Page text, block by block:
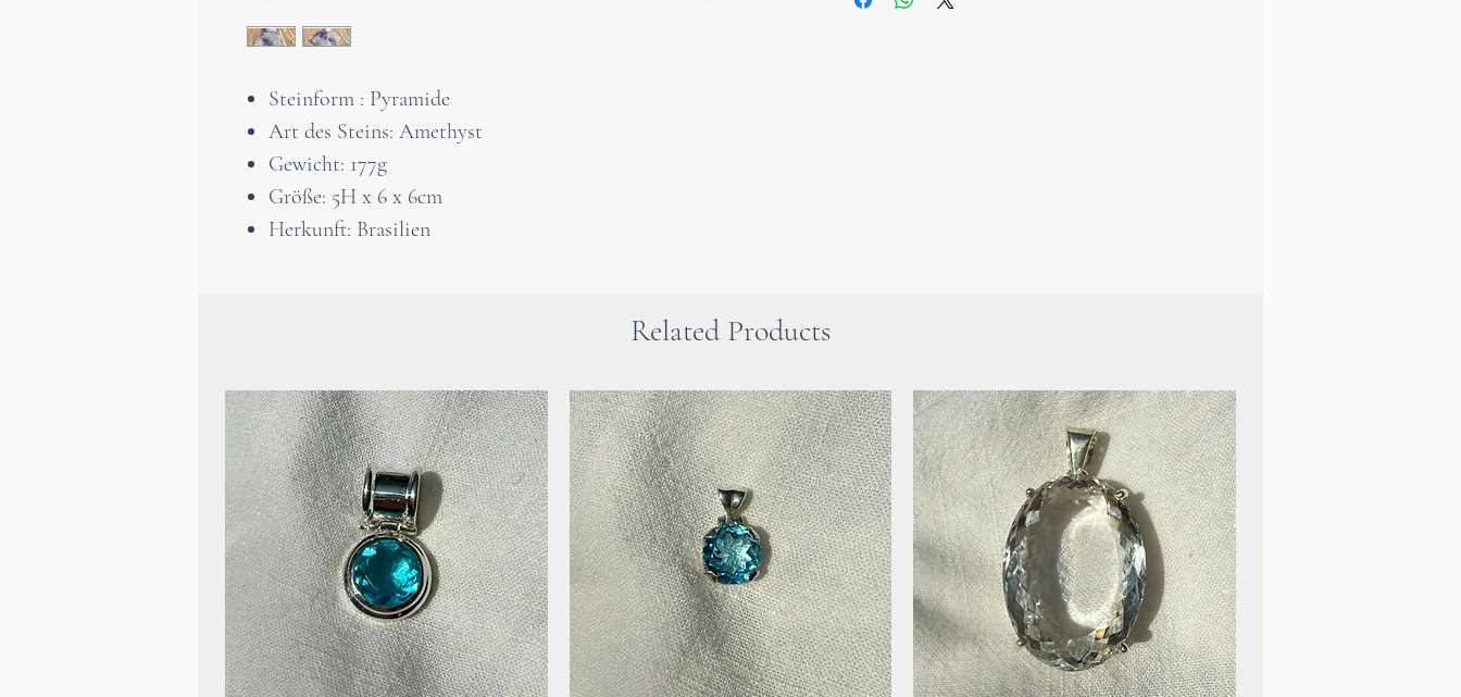
Steinform : Pyramide
Art des Steins: Amethyst
Gewicht: 177g
Größe: 5H x 6 x 6cm
Herkunft: Brasilien
Schönheit mit einer ruhigen, harmonischen
eine edle, mystische Note in jeden Raum.
Bedeutung auf besondere Weise verbindet.
Bitte beachte : Aus rechtlichen Gründen ist
an dieser Stelle zu erwähnen, dass das
Verwenden der Heilsteine keinesfalls den
Besuch beim Arzt oder Therapeuten ersetzt.
Bei gesundheitlichen Problemen solltest du
dringend einen Arzt aufsuchen.
Related Products